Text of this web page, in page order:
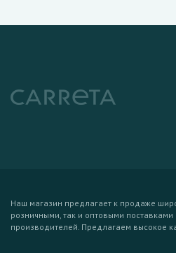
Наш магазин предлагает к продаже
розничными, так и оптовыми
производителей. Предлагаем высокое